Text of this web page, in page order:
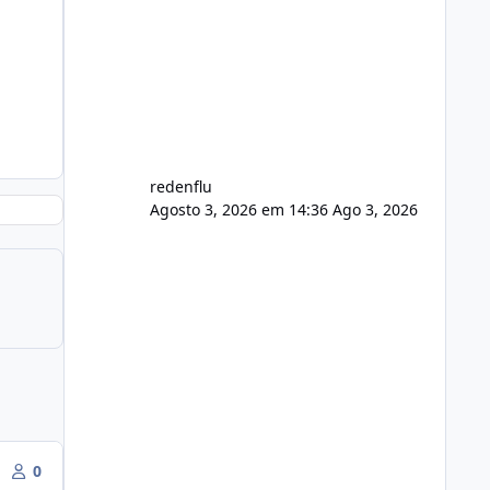
0
redenflu
Agosto 3, 2026 em 14:36 Ago 3, 2026